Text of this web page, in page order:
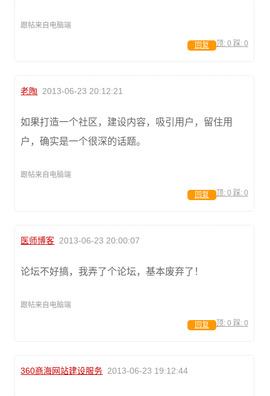
跟帖来自电脑端
顶: 0 踩: 0
回复
老陶 2013-06-23 20:12:21
如果打造一个社区，建设内容，吸引用户，留住用
户，确实是一个很深的话题。
跟帖来自电脑端
顶: 0 踩: 0
回复
医师博客 2013-06-23 20:00:07
论坛不好搞，我弄了个论坛，基本废弃了！
跟帖来自电脑端
顶: 0 踩: 0
回复
360商海网站建设服务 2013-06-23 19:12:44